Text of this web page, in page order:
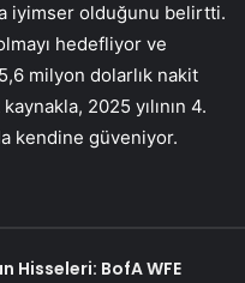
iyimser olduğunu belirtti.
hedefliyor ve
milyon dolarlık nakit
2025 yılının 4.
kendine güveniyor.
Hisseleri: BofA WFE